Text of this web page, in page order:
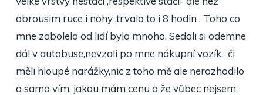
obrousim ruce i nohy ,trvalo to i 8 hodin . Toho co
mne zabolelo od lidí bylo mnoho. Sedali si odemne
dál v autobuse,nevzali po mne nákupní vozík, či
měli hloupé narážky,nic z toho mě ale nerozhodilo
a sama vím, jakou mám cenu a že vůbec nejsem